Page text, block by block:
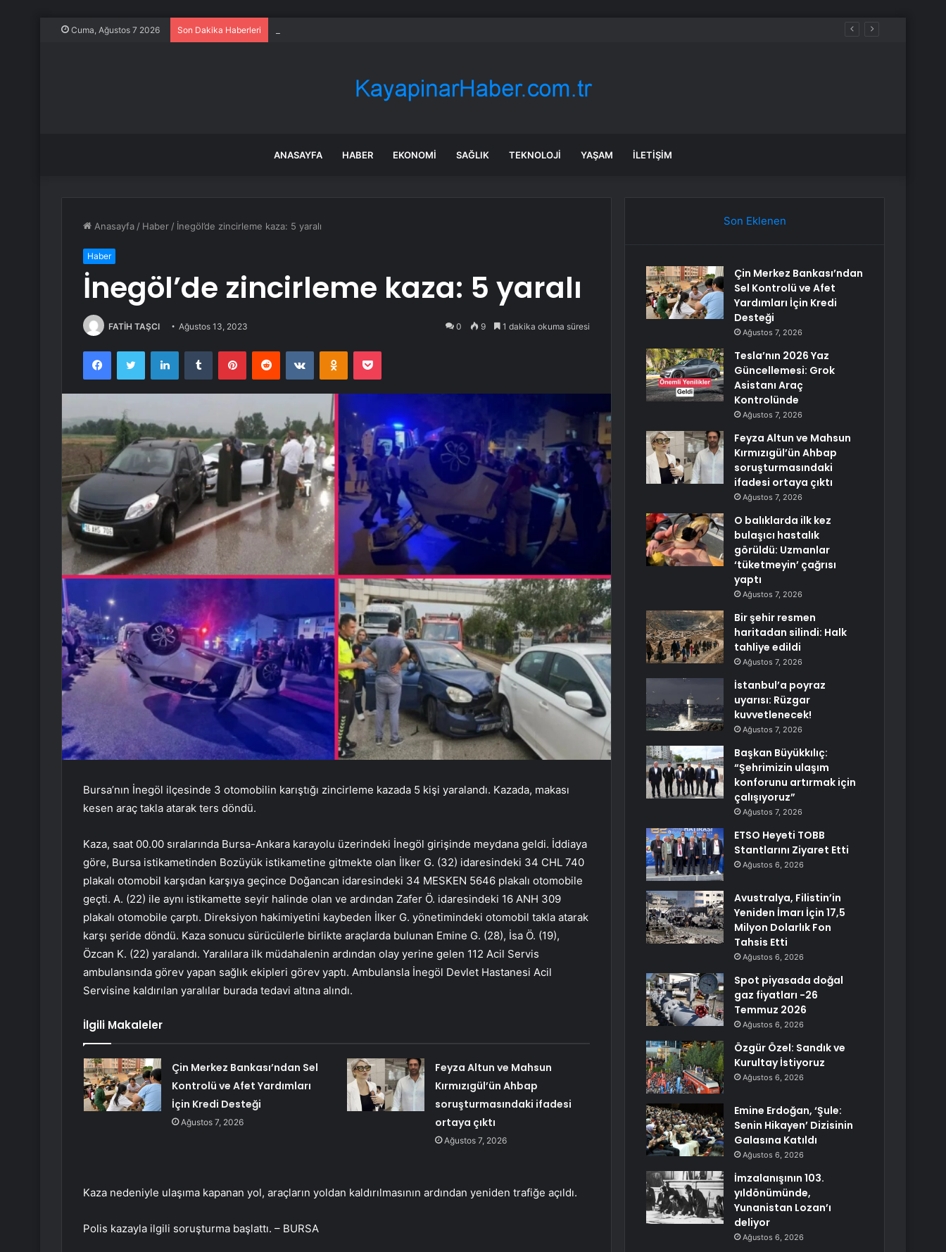
Cuma, Ağustos 7 2026 Son Dakika Haberleri
ANASAYFA HABER EKONOMI SAĞLIK TEKNOLOJI YAŞAM İLETIŞIM
Anasayfa / Haber / İnegöl’de zincirleme kaza: 5 yaralı
Haber
İnegöl’de zincirleme kaza: 5 yaralı
FATİH TAŞCI Ağustos 13, 2023 0 9 1 dakika okuma süresi
FacebookTwitter LinkedInTumblr PinterestReddit VKontakteOdnoklassniki
Pocket
Bursa’nın İnegöl ilçesinde 3 otomobilin karıştığı zincirleme kazada 5 kişi yaralandı. Kazada, makası
kesen araç takla atarak ters döndü.
Kaza, saat 00.00 sıralarında Bursa-Ankara karayolu üzerindeki İnegöl girişinde meydana geldi. İddiaya
göre, Bursa istikametinden Bozüyük istikametine gitmekte olan İlker G. (32) idaresindeki 34 CHL 740
plakalı otomobil karşıdan karşıya geçince Doğancan idaresindeki 34 MESKEN 5646 plakalı otomobile
geçti. A. (22) ile aynı istikamette seyir halinde olan ve ardından Zafer Ö. idaresindeki 16 ANH 309
plakalı otomobile çarptı. Direksiyon hakimiyetini kaybeden İlker G. yönetimindeki otomobil takla atarak
karşı şeride döndü. Kaza sonucu sürücülerle birlikte araçlarda bulunan Emine G. (28), İsa Ö. (19),
Özcan K. (22) yaralandı. Yaralılara ilk müdahalenin ardından olay yerine gelen 112 Acil Servis
ambulansında görev yapan sağlık ekipleri görev yaptı. Ambulansla İnegöl Devlet Hastanesi Acil
Servisine kaldırılan yaralılar burada tedavi altına alındı.
İlgili Makaleler
Çin Merkez Bankası’ndan Sel
Kontrolü ve Afet Yardımları
İçin Kredi Desteği
Ağustos 7, 2026
Feyza Altun ve Mahsun
Kırmızıgül’ün Ahbap
soruşturmasındaki ifadesi
ortaya çıktı
Ağustos 7, 2026
Kaza nedeniyle ulaşıma kapanan yol, araçların yoldan kaldırılmasının ardından yeniden trafiğe açıldı.
Polis kazayla ilgili soruşturma başlattı. – BURSA
Son Eklenen
Çin Merkez Bankası’ndan
Sel Kontrolü ve Afet
Yardımları İçin Kredi
Desteği
Ağustos 7, 2026
Tesla’nın 2026 Yaz
Güncellemesi: Grok
Asistanı Araç
Kontrolünde
Ağustos 7, 2026
Feyza Altun ve Mahsun
Kırmızıgül’ün Ahbap
soruşturmasındaki
ifadesi ortaya çıktı
Ağustos 7, 2026
O balıklarda ilk kez
bulaşıcı hastalık
görüldü: Uzmanlar
‘tüketmeyin’ çağrısı
yaptı
Ağustos 7, 2026
Bir şehir resmen
haritadan silindi: Halk
tahliye edildi
Ağustos 7, 2026
İstanbul’a poyraz
uyarısı: Rüzgar
kuvvetlenecek!
Ağustos 7, 2026
Başkan Büyükkılıç:
“Şehrimizin ulaşım
konforunu artırmak için
çalışıyoruz”
Ağustos 7, 2026
ETSO Heyeti TOBB
Stantlarını Ziyaret Etti
Ağustos 6, 2026
Avustralya, Filistin’in
Yeniden İmarı İçin 17,5
Milyon Dolarlık Fon
Tahsis Etti
Ağustos 6, 2026
Spot piyasada doğal
gaz fiyatları -26
Temmuz 2026
Ağustos 6, 2026
Özgür Özel: Sandık ve
Kurultay İstiyoruz
Ağustos 6, 2026
Emine Erdoğan, ‘Şule:
Senin Hikayen’ Dizisinin
Galasına Katıldı
Ağustos 6, 2026
İmzalanışının 103.
yıldönümünde,
Yunanistan Lozan’ı
deliyor
Ağustos 6, 2026